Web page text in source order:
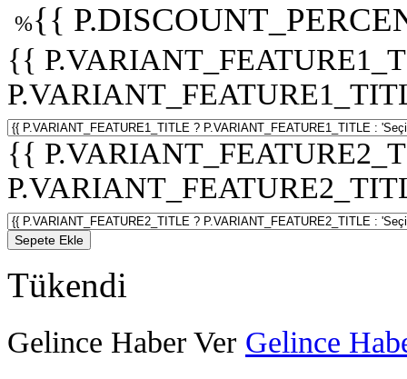
%{{
{{
{{
Sepete Ekle
Tükendi
Gelince Haber Ver Gelince